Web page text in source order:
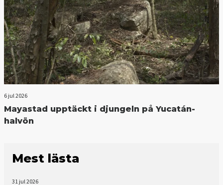
6 jul 2026
Mayastad upptäckt i djungeln på Yucatán-
halvön
Mest lästa
31 jul 2026